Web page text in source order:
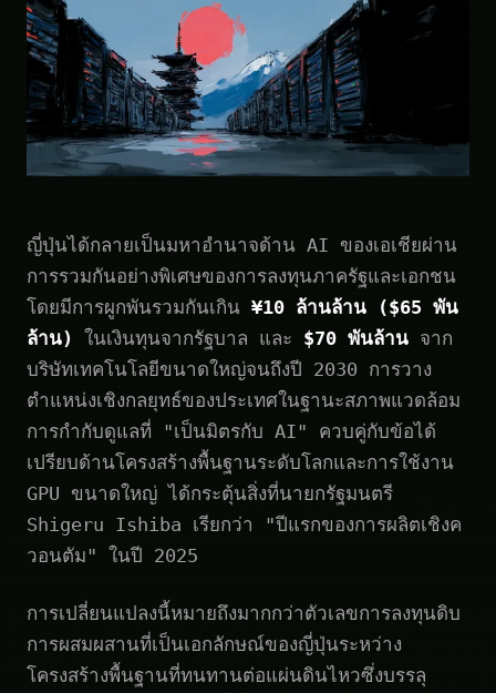
ญี่ปุ่นได้กลายเป็นมหาอำนาจด้าน AI ของเอเชียผ่าน
การรวมกันอย่างพิเศษของการลงทุนภาครัฐและเอกชน
โดยมีการผูกพันรวมกันเกิน ¥10 ล้านล้าน ($65 พัน
ล้าน)
ในเงินทุนจากรัฐบาล และ $70 พันล้าน จาก
บริษัทเทคโนโลยีขนาดใหญ่จนถึงปี 2030 การวาง
ตำแหน่งเชิงกลยุทธ์ของประเทศในฐานะสภาพแวดล้อม
การกำกับดูแลที่ "เป็นมิตรกับ AI" ควบคู่กับข้อได้
เปรียบด้านโครงสร้างพื้นฐานระดับโลกและการใช้งาน
GPU ขนาดใหญ่ ได้กระตุ้นสิ่งที่นายกรัฐมนตรี
Shigeru Ishiba เรียกว่า "ปีแรกของการผลิตเชิงค
วอนตัม" ในปี 2025
การเปลี่ยนแปลงนี้หมายถึงมากกว่าตัวเลขการลงทุนดิบ
การผสมผสานที่เป็นเอกลักษณ์ของญี่ปุ่นระหว่าง
โครงสร้างพื้นฐานที่ทนทานต่อแผ่นดินไหวซึ่งบรรลุ